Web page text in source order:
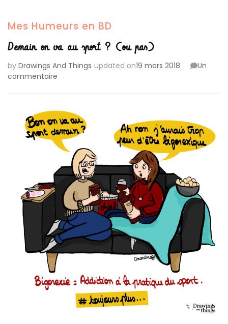
Mes Humeurs en BD
Demain on va au sport ? (ou pas)
by Drawings And Things updated on19 mars 2018
Un
commentaire
va
au
sport
(ou
pas)